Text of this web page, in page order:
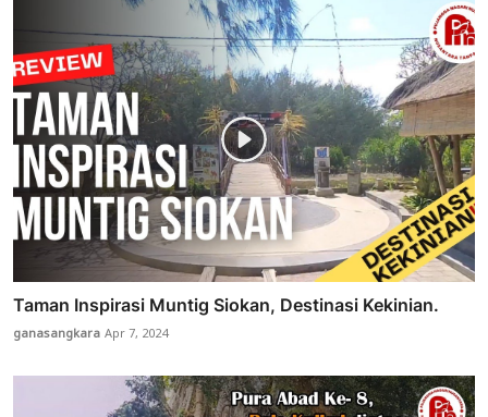
Taman Inspirasi Muntig Siokan, Destinasi Kekinian.
ganasangkaraApr 7, 2024